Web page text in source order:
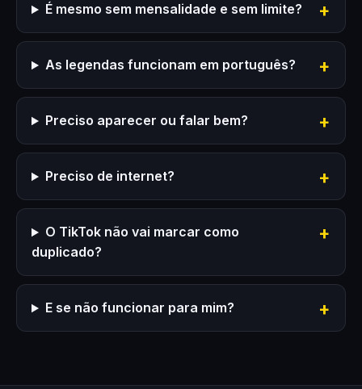
É mesmo sem mensalidade e sem limite?
As legendas funcionam em português?
Preciso aparecer ou falar bem?
Preciso de internet?
O TikTok não vai marcar como
duplicado?
E se não funcionar para mim?